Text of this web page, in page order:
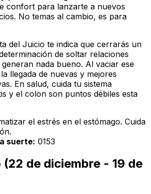
confort para lanzarte a nuevos
No temas al cambio, es para
del Juicio te indica que cerrarás un
de soltar relaciones
nada bueno. Al vaciar ese
llegada de nuevas y mejores
En salud, cuida tu sistema
y el colon son puntos débiles esta
el estrés en el estómago. Cuida
suerte: 0153
de diciembre - 19 de